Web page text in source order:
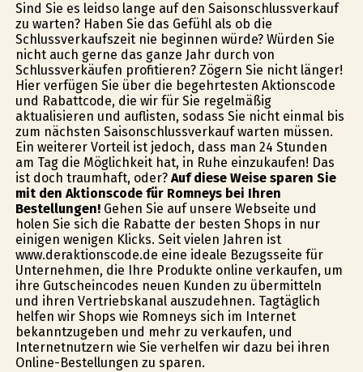
Sind Sie es leidso lange auf den Saisonschlussverkauf
zu warten? Haben Sie das Gefühl als ob die
Schlussverkaufszeit nie beginnen würde? Würden Sie
nicht auch gerne das ganze Jahr durch von
Schlussverkäufen profitieren? Zögern Sie nicht länger!
Hier verfügen Sie über die begehrtesten Aktionscode
und Rabattcode, die wir für Sie regelmäßig
aktualisieren und auflisten, sodass Sie nicht einmal bis
zum nächsten Saisonschlussverkauf warten müssen.
Ein weiterer Vorteil ist jedoch, dass man 24 Stunden
am Tag die Möglichkeit hat, in Ruhe einzukaufen! Das
ist doch traumhaft, oder? Auf diese Weise sparen Sie
mit den Aktionscode für Romneys bei Ihren
Bestellungen!Gehen Sie auf unsere Webseite und
holen Sie sich die Rabatte der besten Shops in nur
einigen wenigen Klicks. Seit vielen Jahren ist
www.deraktionscode.de eine ideale Bezugsseite für
Unternehmen, die Ihre Produkte online verkaufen, um
ihre Gutscheincodes neuen Kunden zu übermitteln
und ihren Vertriebskanal auszudehnen. Tagtäglich
helfen wir Shops wie Romneys sich im Internet
bekanntzugeben und mehr zu verkaufen, und
Internetnutzern wie Sie verhelfen wir dazu bei ihren
Online-Bestellungen zu sparen.